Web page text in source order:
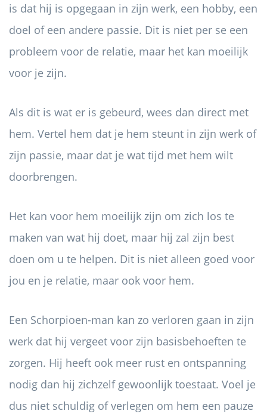
is dat hij is opgegaan in zijn werk, een hobby, een
doel of een andere passie. Dit is niet per se een
probleem voor de relatie, maar het kan moeilijk
voor je zijn.
Als dit is wat er is gebeurd, wees dan direct met
hem. Vertel hem dat je hem steunt in zijn werk of
zijn passie, maar dat je wat tijd met hem wilt
doorbrengen.
Het kan voor hem moeilijk zijn om zich los te
maken van wat hij doet, maar hij zal zijn best
doen om u te helpen. Dit is niet alleen goed voor
jou en je relatie, maar ook voor hem.
Een Schorpioen-man kan zo verloren gaan in zijn
werk dat hij vergeet voor zijn basisbehoeften te
zorgen. Hij heeft ook meer rust en ontspanning
nodig dan hij zichzelf gewoonlijk toestaat. Voel je
dus niet schuldig of verlegen om hem een ​​pauze